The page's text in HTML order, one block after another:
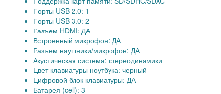
Порты USB 2.0: 1
Порты USB 3.0: 2
Разъем HDMI: ДА
Встроенный микрофон: ДА
Разъем наушники/микрофон: ДА
Акустическая система: стереодинамики
Цвет клавиатуры ноутбука: черный
Цифровой блок клавиатуры: ДА
Батарея (cell): 3